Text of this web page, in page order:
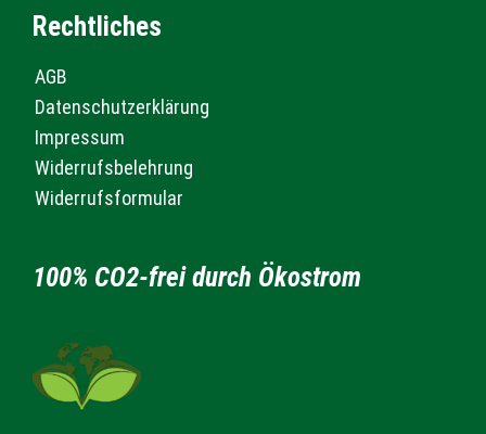
Rechtliches
AGB
Datenschutzerklärung
Impressum
Widerrufsbelehrung
Widerrufsformular
100% CO2-frei durch Ökostrom